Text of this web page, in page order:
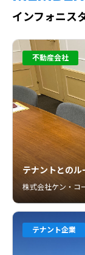
インフォニス
テナントとのル
株式会社ケン・コ
不動産会社
テナント企業